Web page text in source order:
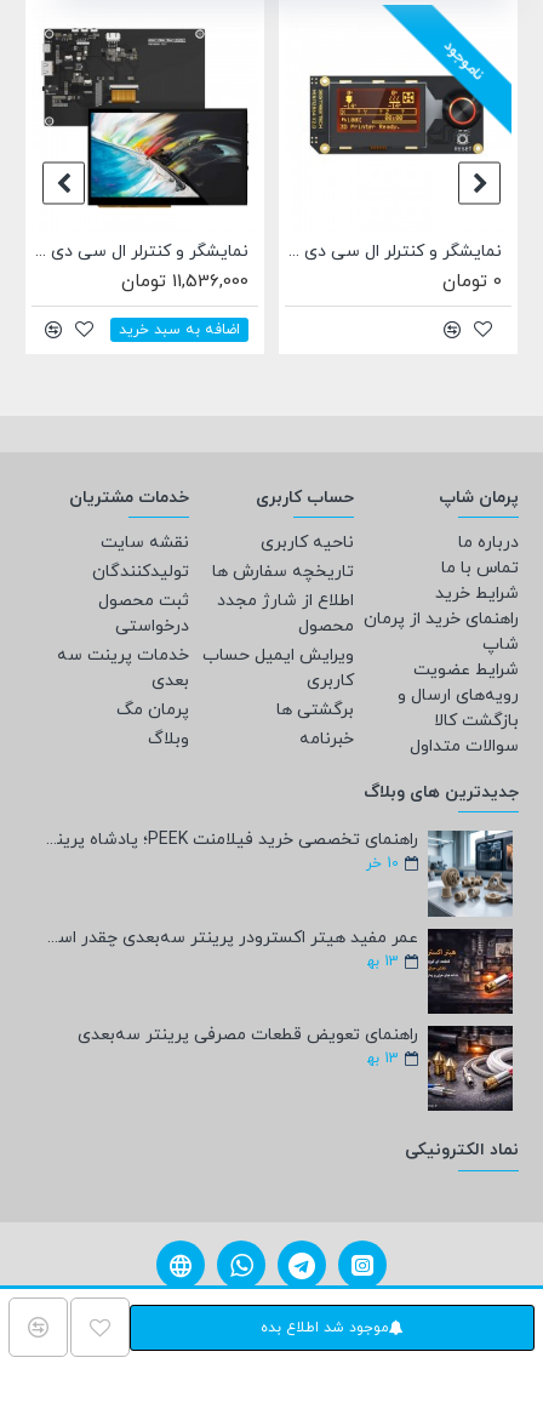
موجود شد اطلاع بده
ناموجود
نمایشگر و کنترلر ال سی دی پرینتر سه بعدی BIGTREETECH MINI12864 V2.0
0 تومان
نمایشگر و کنترلر ال سی دی لمسی و رنگی پرینتر سه بعدی BIGTREETECH HDMI7
11,536,000 تومان
اضافه به سبد خرید
پرمان شاپ
درباره ما
تماس با ما
شرایط خرید
راهنمای خرید از پرمان
شاپ
شرایط عضویت
رویه‌های ارسال و
بازگشت کالا
سوالات متداول
حساب کاربری
ناحیه کاربری
تاریخچه سفارش ها
اطلاع از شارژ مجدد
محصول
ویرایش ایمیل حساب
کاربری
برگشتی ها
خبرنامه
خدمات مشتریان
نقشه سایت
تولیدکنندگان
ثبت محصول
درخواستی
خدمات پرینت سه
بعدی
پرمان مگ
وبلاگ
جدیدترین های وبلاگ
راهنمای تخصصی خرید فیلامنت PEEK؛ پادشاه پرینت سه‌بعدی صنعتی و پزشکی + مشخصات فنی
10 خر
عمر مفید هیتر اکسترودر پرینتر سه‌بعدی چقدر است؟
13 به‍
راهنمای تعویض قطعات مصرفی پرینتر سه‌بعدی
13 به‍
نماد الکترونیکی
حقوق برای فروشگاه پرمان شاپ محفوظ می باشد. پشتیبانی